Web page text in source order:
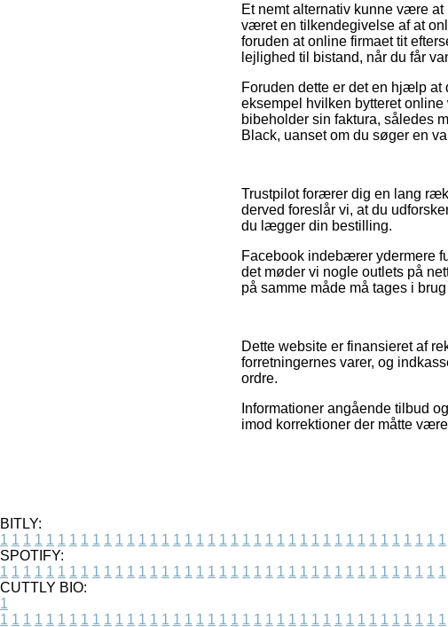
Et nemt alternativ kunne være
været en tilkendegivelse af at
foruden at online firmaet tit
lejlighed til bistand, når du får
Foruden dette er det en hjælp at
eksempel hvilken bytteret
bibeholder sin faktura, således
Black, uanset om du søger en
Trustpilot forærer dig en lang
derved foreslår vi, at du
du lægger din bestilling.
Facebook indebærer ydermere
det møder vi nogle outlets på
på samme måde må tages i
Dette website er finansieret af
forretningernes varer, og
ordre.
Informationer angående tilbud
imod korrektioner der måtte
BITLY:
1 1 1 1 1 1 1 1 1 1 1 1 1 1 1 1 1 1 1 1 1 1 1 1 1 1 1 1 1 1 1 1 1 1 1 1 1 1 1
SPOTIFY:
1 1 1 1 1 1 1 1 1 1 1 1 1 1 1 1 1 1 1 1 1 1 1 1 1 1 1 1 1 1 1 1 1 1 1 1 1 1 1
CUTTLY BIO:
1
1 1 1 1 1 1 1 1 1 1 1 1 1 1 1 1 1 1 1 1 1 1 1 1 1 1 1 1 1 1 1 1 1 1 1 1 1 1 1